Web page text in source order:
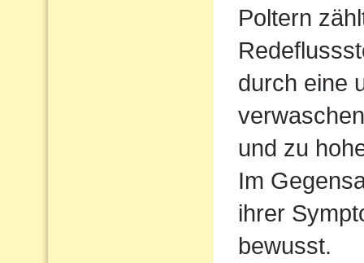
Poltern
durch eine
und zu
Im
ihrer
bewusst.